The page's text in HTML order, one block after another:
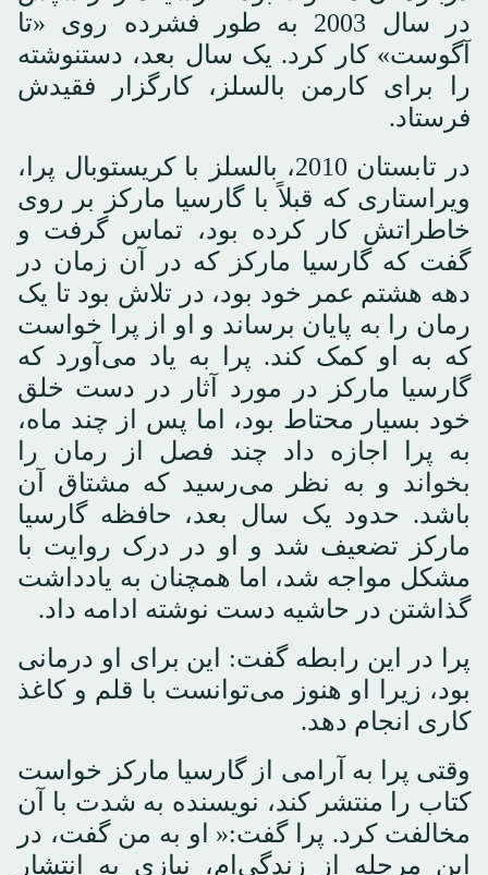
در سال 2003 به طور فشرده روی «تا
آگوست» کار کرد. یک سال بعد، دستنوشته
را برای کارمن بالسلز، کارگزار فقیدش
فرستاد.
در تابستان 2010، بالسلز با کریستوبال پرا،
ویراستاری که قبلاً با گارسیا مارکز بر روی
خاطراتش کار کرده بود، تماس گرفت و
گفت که گارسیا مارکز که در آن زمان در
دهه هشتم عمر خود بود، در تلاش بود تا یک
رمان را به پایان برساند و او از پرا خواست
که به او کمک کند. پرا به یاد می‌آورد که
گارسیا مارکز در مورد آثار در دست خلق
خود بسیار محتاط بود، اما پس از چند ماه،
به پرا اجازه داد چند فصل از رمان را
بخواند و به نظر می‌رسید که مشتاق آن
باشد. حدود یک سال بعد، حافظه گارسیا
مارکز تضعیف شد و او در درک روایت با
مشکل مواجه شد، اما همچنان به یادداشت
گذاشتن در حاشیه دست نوشته ادامه داد.
پرا در این رابطه گفت: این برای او درمانی
بود، زیرا او هنوز می‌توانست با قلم و کاغذ
کاری انجام دهد.
وقتی پرا به آرامی از گارسیا مارکز خواست
کتاب را منتشر کند، نویسنده به شدت با آن
مخالفت کرد. پرا گفت:« او به من گفت، در
این مرحله از زندگی‌ام، نیازی به انتشار